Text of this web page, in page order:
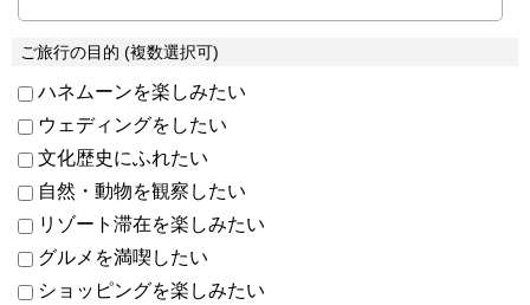
ご旅行の目的 (複数選択可)
ハネムーンを楽しみたい
ウェディングをしたい
文化歴史にふれたい
自然・動物を観察したい
リゾート滞在を楽しみたい
グルメを満喫したい
ショッピングを楽しみたい